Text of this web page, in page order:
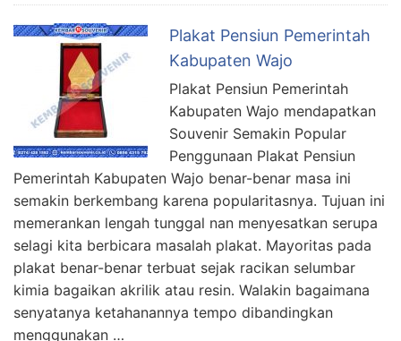
Plakat Pensiun Pemerintah
Kabupaten Wajo
Plakat Pensiun Pemerintah
Kabupaten Wajo mendapatkan
Souvenir Semakin Popular
Penggunaan Plakat Pensiun
Pemerintah Kabupaten Wajo benar-benar masa ini
semakin berkembang karena popularitasnya. Tujuan ini
memerankan lengah tunggal nan menyesatkan serupa
selagi kita berbicara masalah plakat. Mayoritas pada
plakat benar-benar terbuat sejak racikan selumbar
kimia bagaikan akrilik atau resin. Walakin bagaimana
senyatanya ketahanannya tempo dibandingkan
menggunakan …